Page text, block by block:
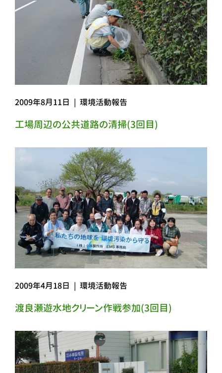
2009年8月11日 | 環境活動報告
工場周辺の公共道路の清掃(3回目)
2009年4月18日 | 環境活動報告
渡良瀬遊水地クリーン作戦参加(3回目)